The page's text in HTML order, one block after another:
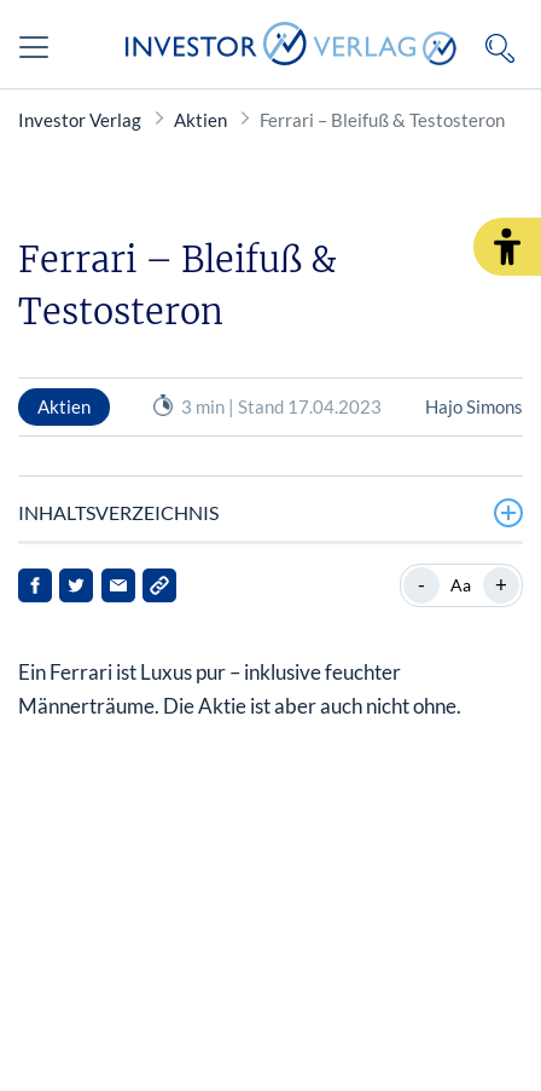
Investor Verlag Aktien Ferrari – Bleifuß & Testosteron
Ferrari – Bleifuß &
Testosteron
Aktien 3 min | Stand 17.04.2023 Hajo Simons
INHALTSVERZEICHNIS
Für die Autobahn und die Rennpiste
Klein & fein mit Wachstum
Was spricht für die Ferrari Aktie
- Aa +
Ein Ferrari ist Luxus pur – inklusive feuchter
Männerträume. Die Aktie ist aber auch nicht ohne.